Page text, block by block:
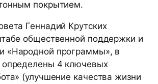
покрытием.
Геннадий Крутских
общественной поддержки и
«Народной программы», в
определены 4 ключевых
(улучшение качества жизни